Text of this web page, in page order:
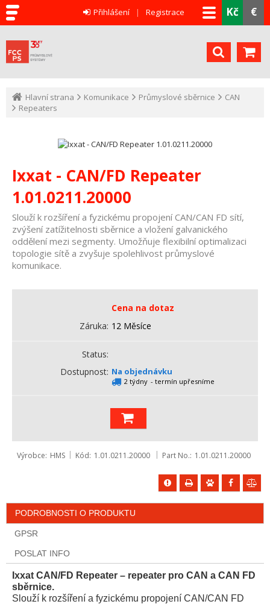
Kč €
Přihlášení Registrace
Hlavní strana Komunikace Průmyslové sběrnice
CAN
Repeaters
Ixxat - CAN/FD Repeater
1.01.0211.20000
Slouží k rozšíření a fyzickému propojení CAN/CAN FD sítí,
zvýšení zatížitelnosti sběrnice a vložení galvanického
oddělení mezi segmenty. Umožňuje flexibilní optimalizaci
topologie sítě a zvyšuje spolehlivost průmyslové
komunikace.
Cena na dotaz
Záruka 12 Měsíce
Status
Dostupnost Na objednávku
2 týdny - termín upřesníme
Výrobce HMS Kód 1.01.0211.20000 Part No. 1.01.0211.20000
PODROBNOSTI O PRODUKTU
GPSR
POSLAT INFO
Ixxat CAN/FD Repeater – repeater pro CAN a CAN FD
sběrnice.
Slouží k rozšíření a fyzickému propojení CAN/CAN FD